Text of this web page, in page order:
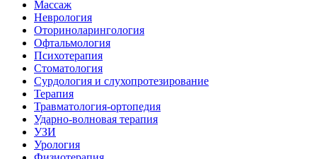
Массаж
Неврология
Оториноларингология
Офтальмология
Психотерапия
Стоматология
Сурдология и слухопротезирование
Терапия
Травматология-ортопедия
Ударно-волновая терапия
УЗИ
Урология